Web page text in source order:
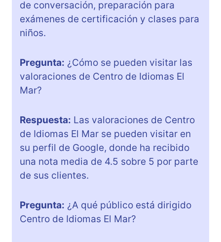
de conversación, preparación para
exámenes de certificación y clases para
niños.
Pregunta: ¿Cómo se pueden visitar las
valoraciones de Centro de Idiomas El
Mar?
Respuesta: Las valoraciones de Centro
de Idiomas El Mar se pueden visitar en
su perfil de Google, donde ha recibido
una nota media de 4.5 sobre 5 por parte
de sus clientes.
Pregunta: ¿A qué público está dirigido
Centro de Idiomas El Mar?